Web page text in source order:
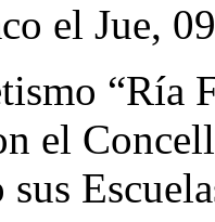
el Jue,
“Ría
el